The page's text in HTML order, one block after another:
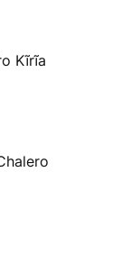
Kĩrĩa